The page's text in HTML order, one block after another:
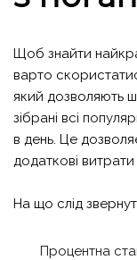
Щоб знайти
варто
який дозволяють
зібрані всі
в день. Це
додаткові
На що слід
Процентна